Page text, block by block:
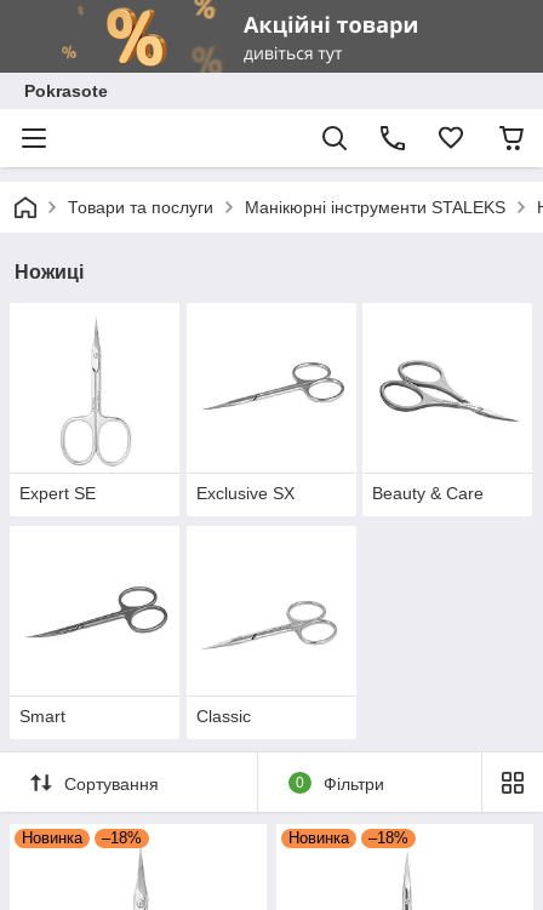
Pokrasote
Товари та послуги Манікюрні інструменти STALEKS
Ножиці
Expert SE Exclusive SX Beauty & Care
Smart Classic
Сортування 0 Фільтри
Новинка –18% Новинка –18%